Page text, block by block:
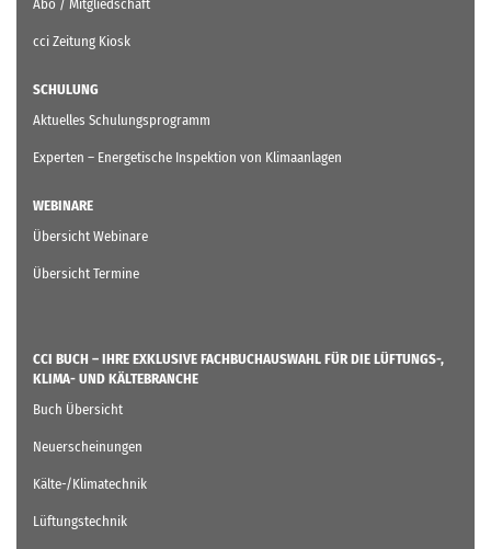
Abo / Mitgliedschaft
cci Zeitung Kiosk
SCHULUNG
Aktuelles Schulungsprogramm
Experten – Energetische Inspektion von Klimaanlagen
WEBINARE
Übersicht Webinare
Übersicht Termine
CCI BUCH – IHRE EXKLUSIVE FACHBUCHAUSWAHL FÜR DIE LÜFTUNGS-,
KLIMA- UND KÄLTEBRANCHE
Buch Übersicht
Neuerscheinungen
Kälte-/Klimatechnik
Lüftungstechnik